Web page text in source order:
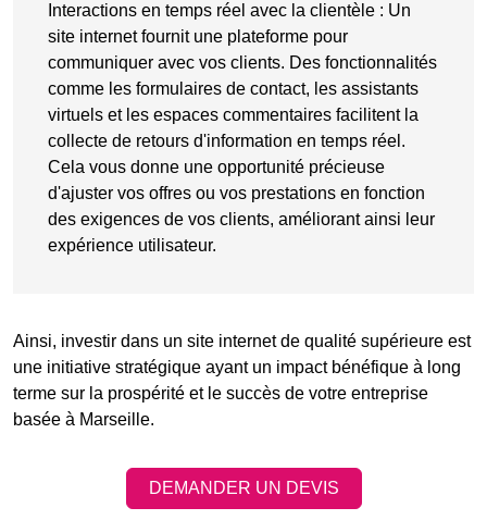
Interactions en temps réel avec la clientèle : Un
site internet fournit une plateforme pour
communiquer avec vos clients. Des fonctionnalités
comme les formulaires de contact, les assistants
virtuels et les espaces commentaires facilitent la
collecte de retours d'information en temps réel.
Cela vous donne une opportunité précieuse
d'ajuster vos offres ou vos prestations en fonction
des exigences de vos clients, améliorant ainsi leur
expérience utilisateur.
Ainsi, investir dans un site internet de qualité supérieure est
une initiative stratégique ayant un impact bénéfique à long
terme sur la prospérité et le succès de votre entreprise
basée à Marseille.
DEMANDER UN DEVIS